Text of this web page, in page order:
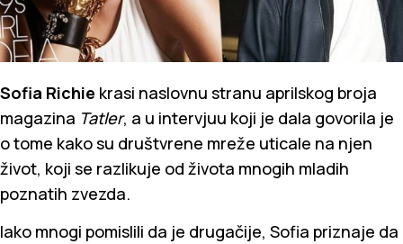
Sofia Richie krasi naslovnu stranu aprilskog broja
magazina Tatler, a u intervjuu koji je dala govorila je
o tome kako su društvrene mreže uticale na njen
život, koji se razlikuje od života mnogih mladih
poznatih zvezda.
Iako mnogi pomislili da je drugačije, Sofia priznaje da